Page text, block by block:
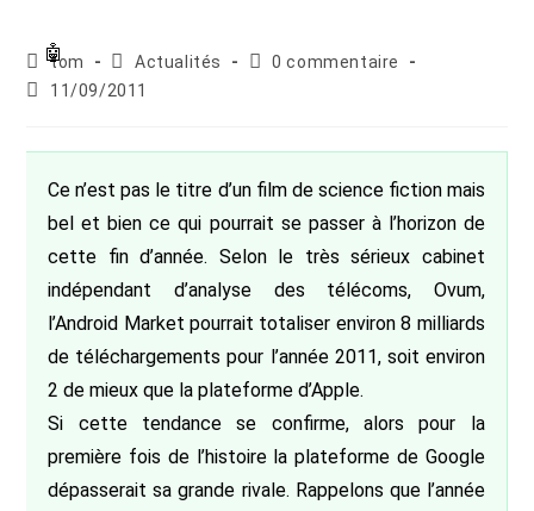
Auteur/autrice
de
tom
Post
category:
Actualités
Commentaires
0 commentaire
Publication
11/09/2011
Ce n’est pas le titre d’un film de science fiction mais
bel et bien ce qui pourrait se passer à l’horizon de
cette fin d’année. Selon le très sérieux cabinet
indépendant d’analyse des télécoms, Ovum,
l’Android Market pourrait totaliser environ 8 milliards
de téléchargements pour l’année 2011, soit environ
2 de mieux que la plateforme d’Apple.
Si cette tendance se confirme, alors pour la
première fois de l’histoire la plateforme de Google
dépasserait sa grande rivale. Rappelons que l’année